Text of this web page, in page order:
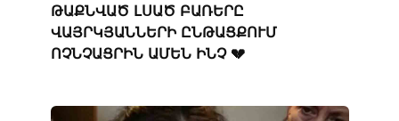
ԹԱՔՆՎԱԾ ԼՍԱԾ ԲԱՌԵՐԸ
ՎԱՅՐԿՅԱՆՆԵՐԻ ԸՆԹԱՑՔՈՒՄ
ՈՉՆՉԱՑՐԻՆ ԱՄԵՆ ԻՆՉ 💔